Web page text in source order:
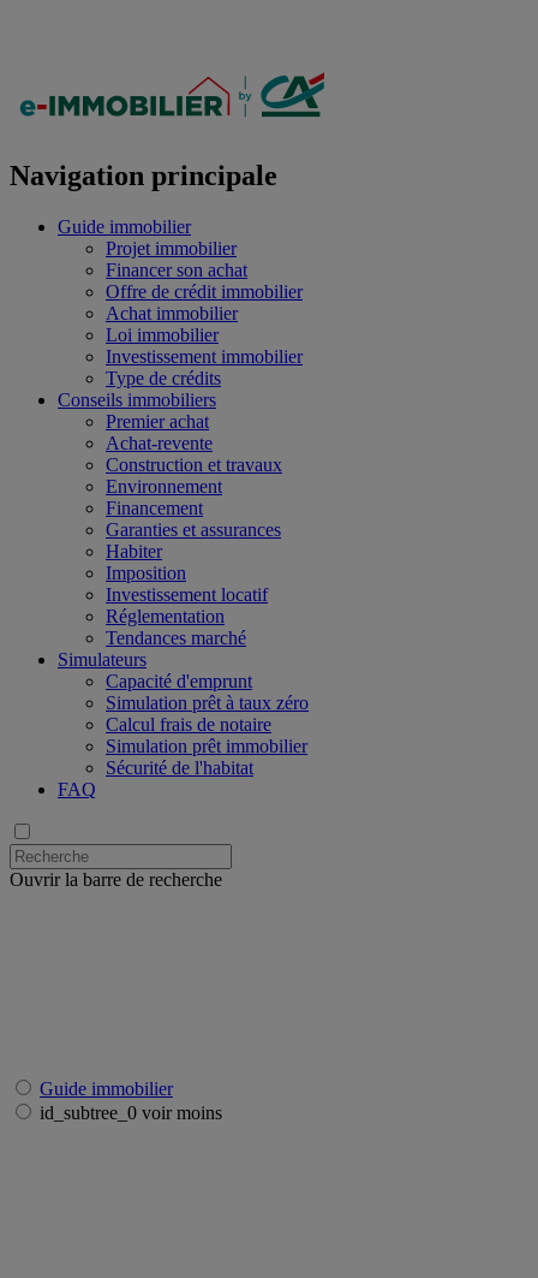
Navigation principale
Guide immobilier
Projet immobilier
Financer son achat
Offre de crédit immobilier
Achat immobilier
Loi immobilier
Investissement immobilier
Type de crédits
Conseils immobiliers
Premier achat
Achat-revente
Construction et travaux
Environnement
Financement
Garanties et assurances
Habiter
Imposition
Investissement locatif
Réglementation
Tendances marché
Simulateurs
Capacité d'emprunt
Simulation prêt à taux zéro
Calcul frais de notaire
Simulation prêt immobilier
Sécurité de l'habitat
FAQ
Ouvrir la barre de recherche
Guide immobilier
id_subtree_0 voir moins